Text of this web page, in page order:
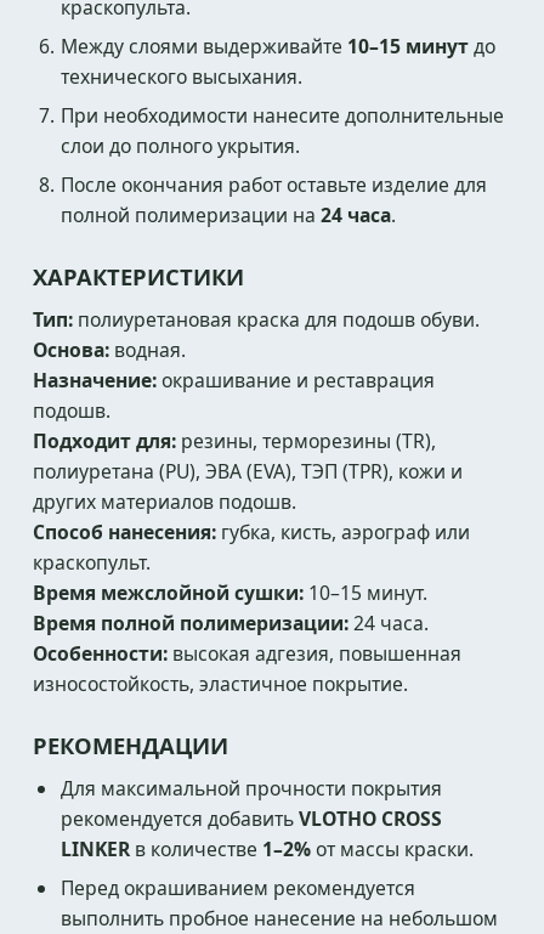
краскопульта.
Между слоями выдерживайте 10–15 минутдо
технического высыхания.
При необходимости нанесите дополнительные
слои до полного укрытия.
После окончания работ оставьте изделие для
полной полимеризации на24 часа.
ХАРАКТЕРИСТИКИ
Тип: полиуретановая краска для подошв обуви.
Основа: водная.
Назначение:окрашивание и реставрация
подошв.
Подходит для: резины, терморезины (TR),
полиуретана (PU), ЭВА (EVA), ТЭП (TPR), кожи и
других материалов подошв.
Способ нанесения: губка, кисть, аэрограф или
краскопульт.
Время межслойной сушки: 10–15 минут.
Время полной полимеризации:24 часа.
Особенности: высокая адгезия, повышенная
износостойкость, эластичное покрытие.
РЕКОМЕНДАЦИИ
Для максимальной прочности покрытия
рекомендуется добавитьVLOTHO CROSS
LINKER в количестве 1–2%от массы краски.
Перед окрашиванием рекомендуется
выполнить пробное нанесение на небольшом